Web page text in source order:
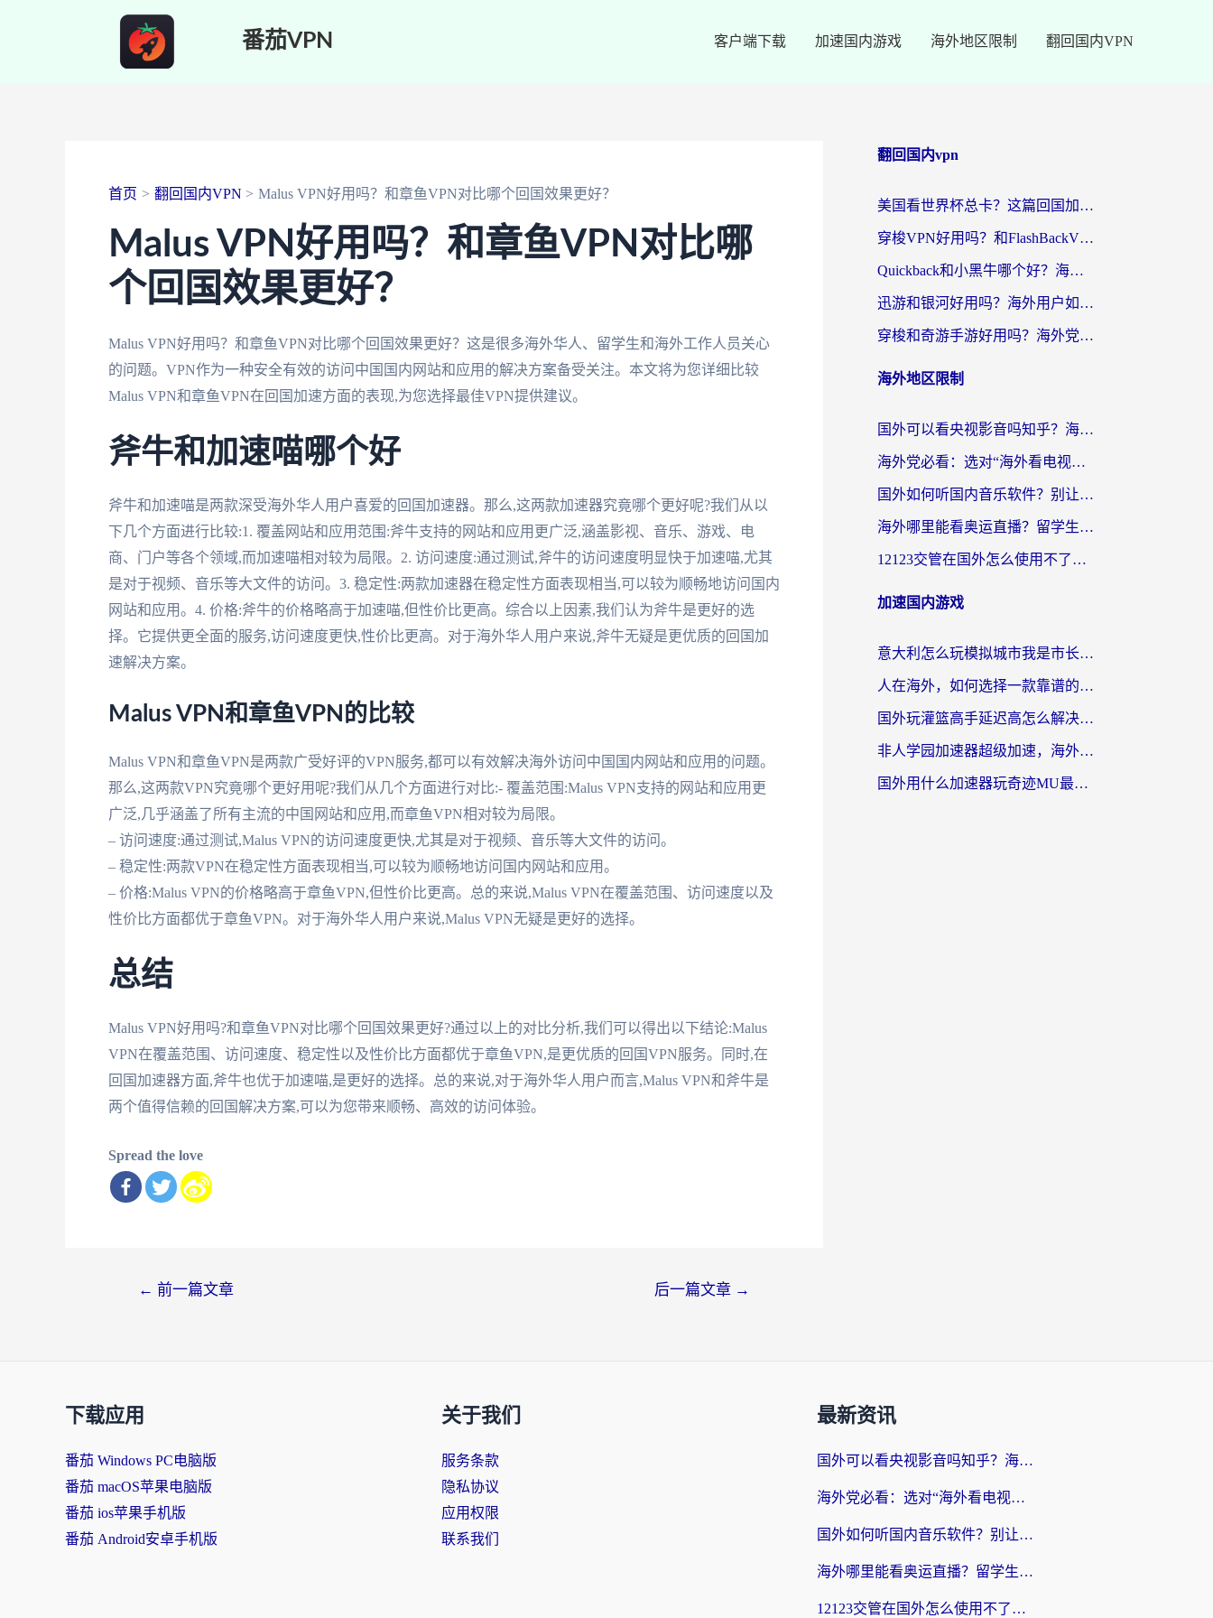
番茄VPN 客户端下载 加速国内游戏 海外地区限制 翻回国内VPN
首页 翻回国内VPN Malus VPN好用吗？和章鱼VPN对比哪个回国效果更好？
Malus VPN好用吗？和章鱼VPN对比哪
个回国效果更好？
Malus VPN好用吗？和章鱼VPN对比哪个回国效果更好？这是很多海外华人、留学生和海外工作人员关心
的问题。VPN作为一种安全有效的访问中国国内网站和应用的解决方案备受关注。本文将为您详细比较
Malus VPN和章鱼VPN在回国加速方面的表现,为您选择最佳VPN提供建议。
斧牛和加速喵哪个好
斧牛和加速喵是两款深受海外华人用户喜爱的回国加速器。那么,这两款加速器究竟哪个更好呢?我们从以
下几个方面进行比较:1. 覆盖网站和应用范围:斧牛支持的网站和应用更广泛,涵盖影视、音乐、游戏、电
商、门户等各个领域,而加速喵相对较为局限。2. 访问速度:通过测试,斧牛的访问速度明显快于加速喵,尤其
是对于视频、音乐等大文件的访问。3. 稳定性:两款加速器在稳定性方面表现相当,可以较为顺畅地访问国内
网站和应用。4. 价格:斧牛的价格略高于加速喵,但性价比更高。综合以上因素,我们认为斧牛是更好的选
择。它提供更全面的服务,访问速度更快,性价比更高。对于海外华人用户来说,斧牛无疑是更优质的回国加
速解决方案。
Malus VPN和章鱼VPN的比较
Malus VPN和章鱼VPN是两款广受好评的VPN服务,都可以有效解决海外访问中国国内网站和应用的问题。
那么,这两款VPN究竟哪个更好用呢?我们从几个方面进行对比:- 覆盖范围:Malus VPN支持的网站和应用更
广泛,几乎涵盖了所有主流的中国网站和应用,而章鱼VPN相对较为局限。
– 访问速度:通过测试,Malus VPN的访问速度更快,尤其是对于视频、音乐等大文件的访问。
– 稳定性:两款VPN在稳定性方面表现相当,可以较为顺畅地访问国内网站和应用。
– 价格:Malus VPN的价格略高于章鱼VPN,但性价比更高。总的来说,Malus VPN在覆盖范围、访问速度以及
性价比方面都优于章鱼VPN。对于海外华人用户来说,Malus VPN无疑是更好的选择。
总结
Malus VPN好用吗?和章鱼VPN对比哪个回国效果更好?通过以上的对比分析,我们可以得出以下结论:Malus
VPN在覆盖范围、访问速度、稳定性以及性价比方面都优于章鱼VPN,是更优质的回国VPN服务。同时,在
回国加速器方面,斧牛也优于加速喵,是更好的选择。总的来说,对于海外华人用户而言,Malus VPN和斧牛是
两个值得信赖的回国解决方案,可以为您带来顺畅、高效的访问体验。
Spread the love
← 前一篇文章 后一篇文章 →
翻回国内vpn
美国看世界杯总卡？这篇回国加速器指南帮你无缝刷国内资源（附苹果手机VPN设置步骤）
穿梭VPN好用吗？和FlashBackVPN对比哪个回国效果更好？
Quickback和小黑牛哪个好？海外党亲测指南，选对回国加速器秒回国内
迅游和银河好用吗？海外用户如何选择回国加速器实现无缝访问国内资源
穿梭和奇游手游好用吗？海外党亲测3款回国加速器，附蜜蜂加速器七天试用攻略
海外地区限制
国外可以看央视影音吗知乎？海外党亲测有效的回国加速方案
海外党必看：选对“海外看电视剧软件”，再也不用愁国内剧刷不了
国外如何听国内音乐软件？别让地域限制，断了你的中文歌单
海外哪里能看奥运直播？留学生&海外华人必看的体育赛事观赛终极指南
12123交管在国外怎么使用不了？海外华人必看的无缝访问国内资源指南
加速国内游戏
意大利怎么玩模拟城市我是市长？海外党国服游戏加速终极攻略（附三国3量子特攻解决办法）
人在海外，如何选择一款靠谱的玩剑灵2加速器？
国外玩灌篮高手延迟高怎么解决？海外玩家国服游戏加速终极指南
非人学园加速器超级加速，海外玩家重返国服的通行证
国外用什么加速器玩奇迹MU最好？2026海外玩家国服游戏加速全攻略
下载应用
番茄 Windows PC电脑版
番茄 macOS苹果电脑版
番茄 ios苹果手机版
番茄 Android安卓手机版
关于我们
服务条款
隐私协议
应用权限
联系我们
最新资讯
国外可以看央视影音吗知乎？海外党亲测有效的回国加速方案
海外党必看：选对“海外看电视剧软件”，再也不用愁国内剧刷不了
国外如何听国内音乐软件？别让地域限制，断了你的中文歌单
海外哪里能看奥运直播？留学生&海外华人必看的体育赛事观赛终极指南
12123交管在国外怎么使用不了？海外华人必看的无缝访问国内资源指南